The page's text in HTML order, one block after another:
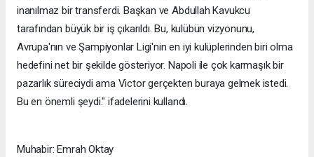
inanılmaz bir transferdi. Başkan ve Abdullah Kavukcu
tarafından büyük bir iş çıkarıldı. Bu, kulübün vizyonunu,
Avrupa'nın ve Şampiyonlar Ligi'nin en iyi kulüplerinden biri olma
hedefini net bir şekilde gösteriyor. Napoli ile çok karmaşık bir
pazarlık süreciydi ama Victor gerçekten buraya gelmek istedi.
Bu en önemli şeydi." ifadelerini kullandı.
Muhabir: Emrah Oktay